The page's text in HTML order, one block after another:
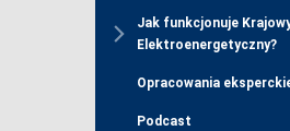
Jak funkcjonuje
Elektroenergetyczny?
Opracowania
Podcast